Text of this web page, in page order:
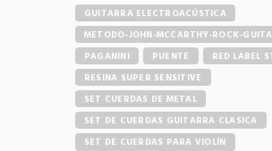
GUITARRA ELECTROACÚSTICA
METODO-JOHN-MCCARTHY-ROCK-
PAGANINI
PUENTE
RED LABEL
RESINA SUPER SENSITIVE
SET CUERDAS DE METAL
SET DE CUERDAS GUITARRA CLASICA
SET DE CUERDAS PARA VIOLÍN